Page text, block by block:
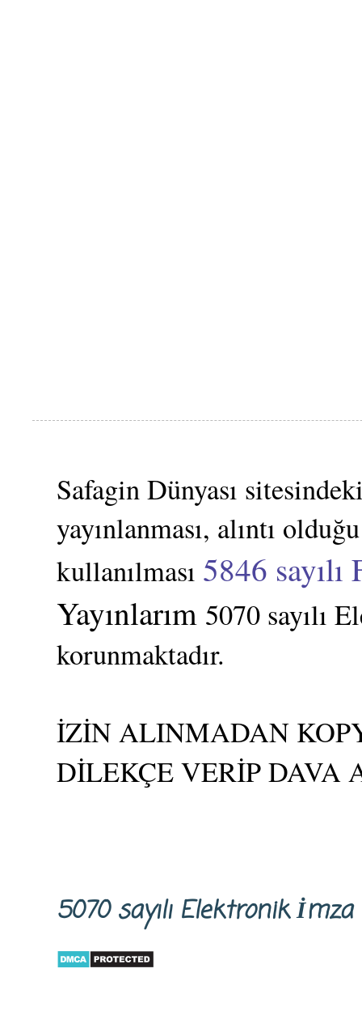
Safagin Dünyası
yayınlanması, alıntı
kullanılması 5846 sayılı
Yayınlarım 5070 sayılı
korunmaktadır.
İZİN ALINMADAN
DİLEKÇE VERİP
5070 sayılı Elektronik